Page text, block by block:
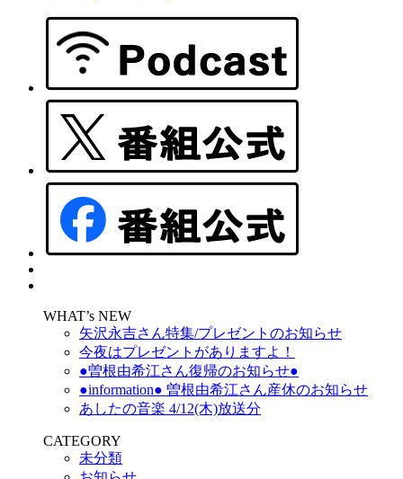
WHAT’s NEW
矢沢永吉さん特集/プレゼントのお知らせ
今夜はプレゼントがありますよ！
●曽根由希江さん復帰のお知らせ●
●information● 曽根由希江さん産休のお知らせ
あしたの音楽 4/12(木)放送分
CATEGORY
未分類